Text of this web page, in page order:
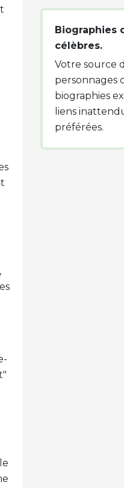
Biographies
célèbres.
Votre source
personnages
biographies
liens
préférées.